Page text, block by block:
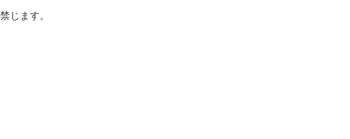
じます。